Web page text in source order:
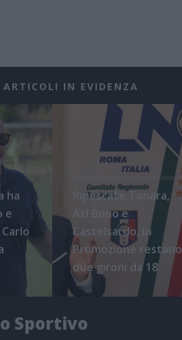
ARTICOLI IN EVIDENZA
ha
e
Ripescate Tonara,
Atl Bono e
Castelsardo, in
Promozione restano
due gironi da 18
Sportivo